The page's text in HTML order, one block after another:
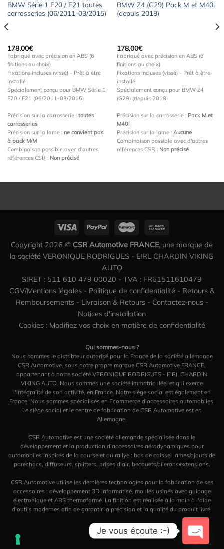
BMW Série 1 F20 / F21 toutes
carrosseries (06/2011-03/2015)
178,00€
Fabriqué avec précision en ABS (6
finitions au choix)
Fixations incluses (vissé) - Prêt à être
installé
Spécialement conçu pour BMW Série 1
F20 / F21 (06/2011-03/2015)
Précision sur la carrosserie : toutes
carrosseries
Précision sur la lame : ne convient pas
à pack M/M
Combinaison possible avec d'autres
références CSR : Non précisé
BMW Z4 (G29) Pack M et M40i
(depuis 2018)
178,00€
Fabriqué avec précision en ABS (6
finitions au choix)
Fixations incluses (vissé) - Prêt à être
installé
Spécialement conçu pour BMW Z4
(G29) (depuis 2018)
Précision sur la carrosserie : Pack M et
M40i
Précision sur la lame : Aucune
Combinaison possible avec d'autres
références CSR : Non précisé
Copyright 2026 © CSR Automotive FRANCE, une marque de
la société VERONIQUE RODRIGUES - EIRL CHARDIN VIKING
AUTO
SIRET : 511 610 479 00020 - TVA : FR61511610479
CGV/Mentions légales- Politique de confidentialité - Retours &
Remboursements- Livraison & Retours- Contactez-nous-
Notices d'installation
Cookies : Modifiez vos choix en matière de confidentialité
Qui sommes-nous ?
Nous sommes le distribteur autorisé pour la France de la société allemande
CSR Automotive, sous notre propre marque CSR Automotive FRANCE,
appartenant à notre société VERONIQUE RODRIGUES - EIRL CHARDIN
VIKING AUTO. Nous sommes une société immatriculée, et qui exerce
l'intégralité de son activité, en France. Notre siège social est également en
France. Nous sommes spécialisés en Ecommerce d'accessoires automobiles.
Le siège social et le centre de fabrication de CSR Automotive est en
Allemagne.
CSR Automotive est une société allemande spécialisée dans le
développement et la production d'accessoires aérodynamiques pour
automobiles inspirés de la course et du rallye : bas de caisse, lames/ajouts de
parechocs, diffuseurs, splitters, prises d'air, becquets/ailerons/extensions.
CSR Automotive utilise les dernières technologies pour la fabrication de ses
accessoires : développement 3D informatisé, moules usinés avec guidage
électronique et ABS thermoformé. La finition est réalisée à la main à l'aide
d'outils modernes afin de garantir la précision et la qualité du produit livré.
Je vous écoute :-)